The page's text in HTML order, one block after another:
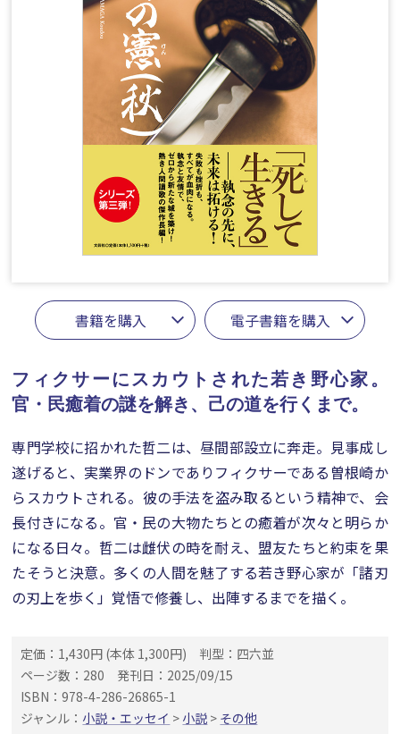
書籍を購入 電子書籍を購入
フィクサーにスカウトされた若き野心家。
官・民癒着の謎を解き、己の道を行くまで。
専門学校に招かれた哲二は、昼間部設立に奔走。見事成し
遂げると、実業界のドンでありフィクサーである曽根崎か
らスカウトされる。彼の手法を盗み取るという精神で、会
長付きになる。官・民の大物たちとの癒着が次々と明らか
になる日々。哲二は雌伏の時を耐え、盟友たちと約束を果
たそうと決意。多くの人間を魅了する若き野心家が「諸刃
の刃上を歩く」覚悟で修養し、出陣するまでを描く。
定価：1,430円 (本体 1,300円)
判型：四六並
ページ数：280
発刊日：2025/09/15
ISBN：978-4-286-26865-1
ジャンル： 小説・エッセイ > 小説 > その他